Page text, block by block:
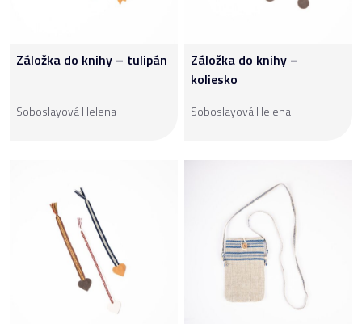
Záložka do knihy – tulipán
Soboslayová Helena
Záložka do knihy –
koliesko
Soboslayová Helena